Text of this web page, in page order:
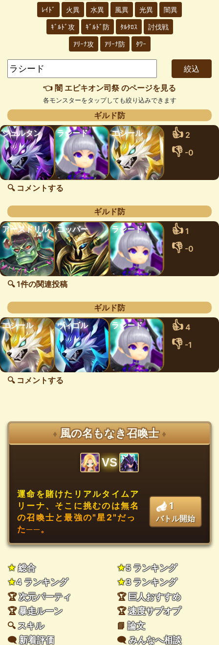
ﾚｲﾄﾞ 火異 水異 風異 光異 闇異
ｷﾞﾙﾄﾞ攻 ｷﾞﾙﾄﾞ防 ﾀﾙﾀﾛｽ 討伐戦
ｱﾘｰﾅ攻 ｱﾘｰﾅ防 ﾀﾜｰ
👈 闇 エピキオン司祭 のページを見る
各モンスターをタップしても絞り込みできます
ギルド防
ジュルタン
ラシード エシール 👍 2
👎 -0
🔍 コメントする
ギルド防
アースドリル
コッパー ラシード 👍 1
👎 -0
🔍 1件の関連投稿
ギルド防
エシール
ヴィゴル ラシード 👍 4
👎 -1
🔍 コメントする
♦ 風の名もなき召喚士 ♦
VS
運命を賭けたリアルタイムア
リーナ、そこに挑むのは無名
の召喚士と最強の"星2"だっ
た──。
1
バトル開始
★総合 ★5 ランキング
★4 ランキング ★3 ランキング
🏆次元パーティ 🏆巨人おすすめ
🏆暴走ルーン 🏆速度サブオプ
🔍スキル 📘論文
🗨️新着評価 🗨️みんなへ相談